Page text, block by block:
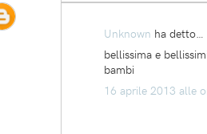
Unknown ha detto…
bellissima e
bambi
16 aprile 2013 alle